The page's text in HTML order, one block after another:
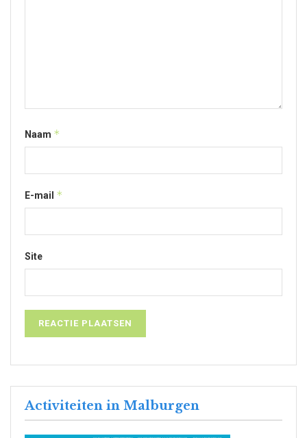
Naam *
E-mail *
Site
Activiteiten in Malburgen